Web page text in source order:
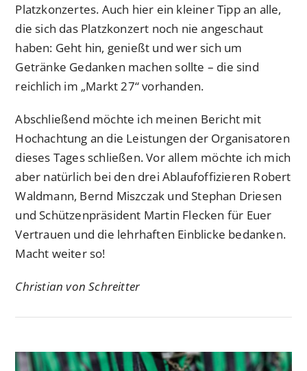
Platzkonzertes. Auch hier ein kleiner Tipp an alle,
die sich das Platzkonzert noch nie angeschaut
haben: Geht hin, genießt und wer sich um
Getränke Gedanken machen sollte – die sind
reichlich im „Markt 27“ vorhanden.
Abschließend möchte ich meinen Bericht mit
Hochachtung an die Leistungen der Organisatoren
dieses Tages schließen. Vor allem möchte ich mich
aber natürlich bei den drei Ablaufoffizieren Robert
Waldmann, Bernd Miszczak und Stephan Driesen
und Schützenpräsident Martin Flecken für Euer
Vertrauen und die lehrhaften Einblicke bedanken.
Macht weiter so!
Christian von Schreitter